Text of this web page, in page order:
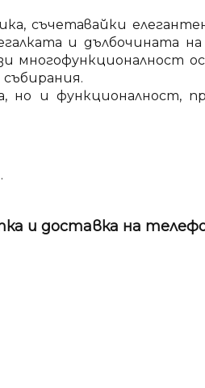
съчетавайки
и дълбочината
многофункционалност
събирания.
и функционалност,
и доставка на